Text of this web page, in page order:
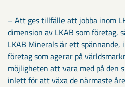
– Att ges tillfälle att jobba inom
dimension av LKAB som företag,
LKAB Minerals är ett
företag som agerar på
möjligheten att vara med på den
inlett för att växa de närmaste